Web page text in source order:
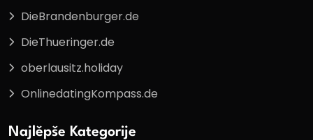
DieBrandenburger.de
DieThueringer.de
oberlausitz.holiday
OnlinedatingKompass.de
Najlěpše Kategorije